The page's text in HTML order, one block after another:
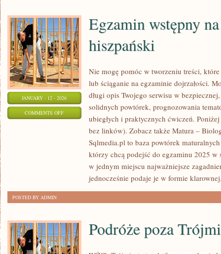
JANUARY - 12 - 2026
COMMENTS OFFON
Egzamin wstępny
hiszpański
Nie mogę pomóc w tworzeniu treści,
lub ściąganie na egzaminie dojrzałości.
długi opis Twojego serwisu w
solidnych powtórek, prognozowania
ubiegłych i praktycznych ćwiczeń.
bez linków). Zobacz także Matura –
Sqlmedia.pl to baza powtórek
którzy chcą podejść do egzaminu 2025 w
w jednym miejscu najważniejsze
jednocześnie podaje je w formie
POSTED BY ADMIN
Podróże poza